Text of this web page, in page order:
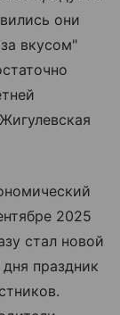
они
вкусом"
2025
стал новой
праздник